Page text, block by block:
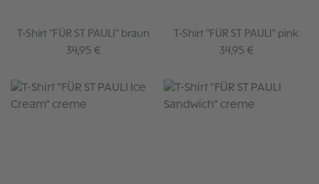
T-Shirt "FÜR ST PAULI" braun
Regulärer Preis:
34,95 €
T-Shirt "FÜR ST PAULI" pink
Regulärer Preis:
34,95 €